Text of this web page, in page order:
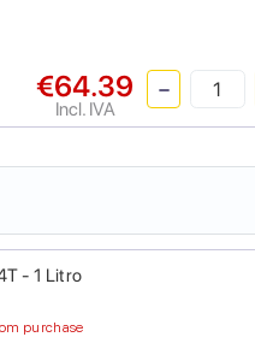
€64.39
Incl. IVA
- 1 Litro
purchase